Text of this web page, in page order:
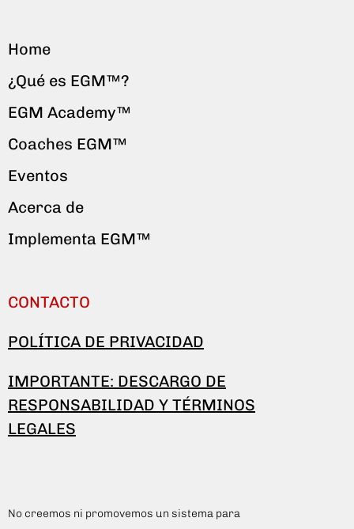
CONTACTO
POLÍTICA DE PRIVACIDAD
IMPORTANTE: DESCARGO DE
RESPONSABILIDAD Y TÉRMINOS
LEGALES
Home
¿Qué es EGM™?
EGM Academy™
Coaches EGM™
Eventos
Acerca de
Implementa EGM™
No creemos ni promovemos un sistema para